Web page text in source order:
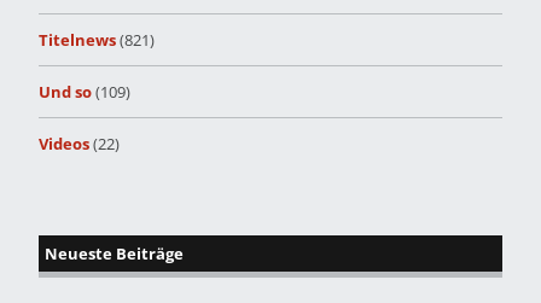
Titelnews(821)
Und so(109)
Videos(22)
Neueste Beiträge